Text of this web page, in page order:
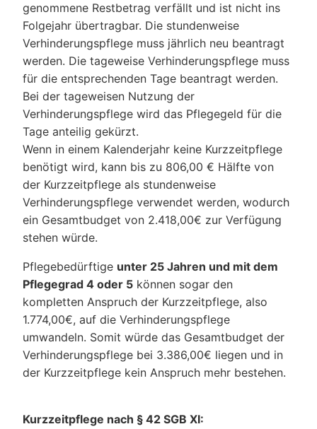
genommene Restbetrag verfällt und ist nicht ins
Folgejahr übertragbar. Die stundenweise
Verhinderungspflege muss jährlich neu beantragt
werden. Die tageweise Verhinderungspflege muss
für die entsprechenden Tage beantragt werden.
Bei der tageweisen Nutzung der
Verhinderungspflege wird das Pflegegeld für die
Tage anteilig gekürzt.
Wenn in einem Kalenderjahr keine Kurzzeitpflege
benötigt wird, kann bis zu 806,00 € Hälfte von
der Kurzzeitpflege als stundenweise
Verhinderungspflege verwendet werden, wodurch
ein Gesamtbudget von 2.418,00€ zur Verfügung
stehen würde.
Pflegebedürftige unter 25 Jahren und mit dem
Pflegegrad 4 oder 5 können sogar den
kompletten Anspruch der Kurzzeitpflege, also
1.774,00€, auf die Verhinderungspflege
umwandeln. Somit würde das Gesamtbudget der
Verhinderungspflege bei 3.386,00€ liegen und in
der Kurzzeitpflege kein Anspruch mehr bestehen.
Kurzzeitpflege nach § 42 SGB XI: